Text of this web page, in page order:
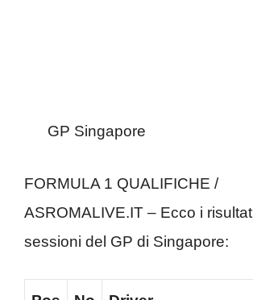
GP Singapore
FORMULA 1 QUALIFICHE /
ASROMALIVE.IT – Ecco i
sessioni del GP di Singapore: